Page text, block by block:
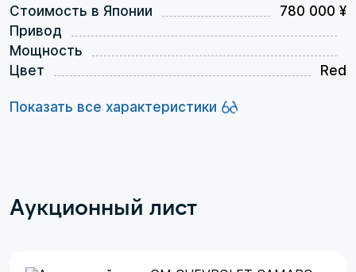
Стоимость в Японии
780 000 ¥
Привод
Мощность
Цвет
Red
Показать все характеристики
Аукционный лист